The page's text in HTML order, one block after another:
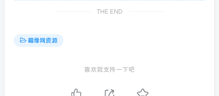
THE END
福缘网资源
喜欢就支持一下吧